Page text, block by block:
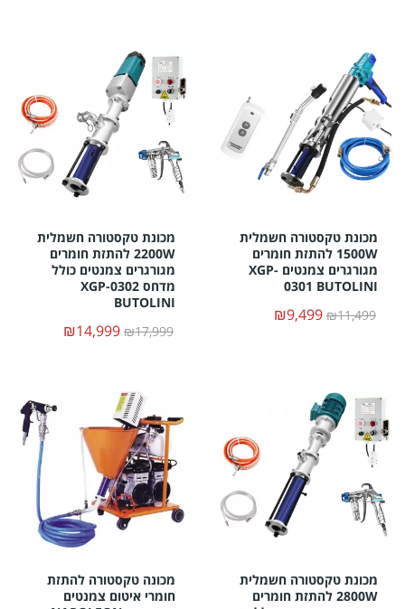
מכונת טקסטורה חשמלית
1500W להתזת חומרים
מגורגרים צמנטים XGP-
0301 BUTOLINI
₪11,499
₪9,499
מכונת טקסטורה חשמלית
2200W להתזת חומרים
מגורגרים צמנטים כולל
מדחס XGP-0302
BUTOLINI
₪17,999
₪14,999
מכונת טקסטורה חשמלית
2800W להתזת חומרים
מכונה טקסטורה להתזת
חומרי איטום צמנטים